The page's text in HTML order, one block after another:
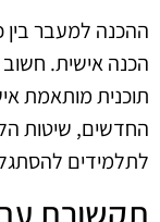
ההכנה למעבר בין
הכנה אישית. חשוב
תוכנית מותאמת
החדשים, שיטות
לתלמידים